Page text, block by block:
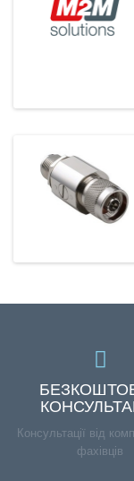
Консультації від
фахівців